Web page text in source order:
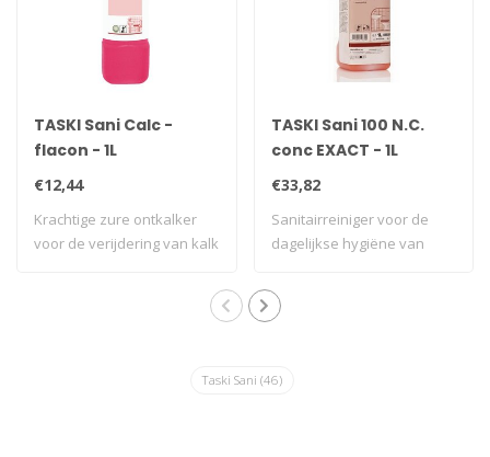
TASKI Sani Calc -
flacon - 1L
€12,44
Krachtige zure ontkalker
voor de verijdering van kalk
TASKI Sani 100 N.C.
conc EXACT - 1L
€33,82
Sanitairreiniger voor de
dagelijkse hygiëne van
Taski Sani (46)